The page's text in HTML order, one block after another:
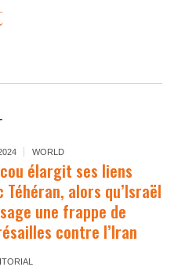
WORLD
élargit ses liens
Téhéran, alors qu’Israël
une frappe de
contre l’Iran